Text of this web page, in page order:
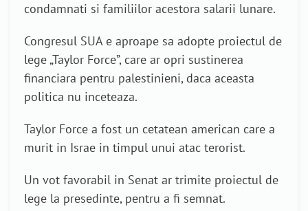
condamnati si familiilor acestora salarii lunare.
Congresul SUA e aproape sa adopte proiectul de
lege „Taylor Force”, care ar opri sustinerea
financiara pentru palestinieni, daca aceasta
politica nu inceteaza.
Taylor Force a fost un cetatean american care a
murit in Israe in timpul unui atac terorist.
Un vot favorabil in Senat ar trimite proiectul de
lege la presedinte, pentru a fi semnat.